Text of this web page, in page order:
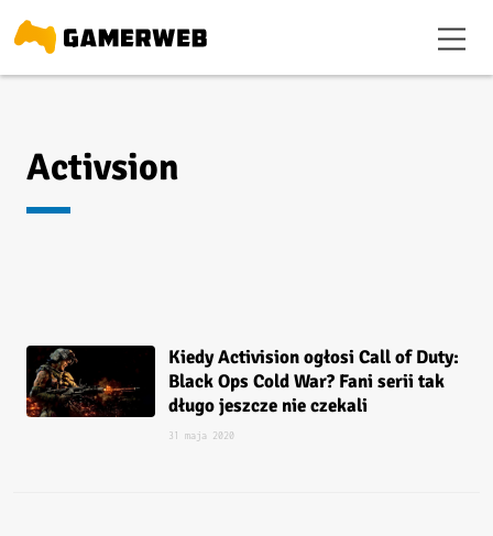
Activsion
Kiedy Activision ogłosi Call of Duty:
Black Ops Cold War? Fani serii tak
długo jeszcze nie czekali
31 maja 2020